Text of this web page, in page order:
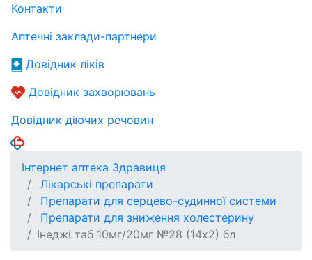
Контакти
Аптечні заклади-партнери
Довідник ліків
Довідник захворювань
Довідник діючих речовин
Інтернет аптека Здравиця
Лікарські препарати
Препарати для серцево-судинної системи
Препарати для зниження холестерину
Iнеджi таб 10мг/20мг №28 (14х2) бл